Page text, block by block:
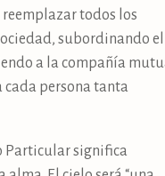
reemplazar todos los
subordinando el
a la compañía
cada persona tanta
Particular significa